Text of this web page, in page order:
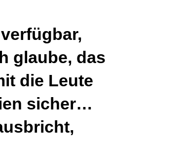
glaube, das
die Leute
sicher…